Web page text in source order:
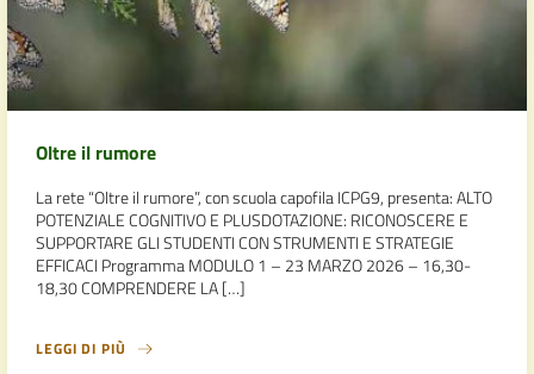
Oltre il rumore
La rete “Oltre il rumore”, con scuola capofila ICPG9, presenta: ALTO
POTENZIALE COGNITIVO E PLUSDOTAZIONE: RICONOSCERE E
SUPPORTARE GLI STUDENTI CON STRUMENTI E STRATEGIE
EFFICACI Programma MODULO 1 – 23 MARZO 2026 – 16,30-
18,30 COMPRENDERE LA […]
LEGGI DI PIÙ